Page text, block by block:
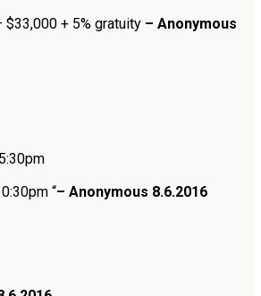
$33,000 + 5% gratuity – Anonymous
“– Anonymous 8.6.2016